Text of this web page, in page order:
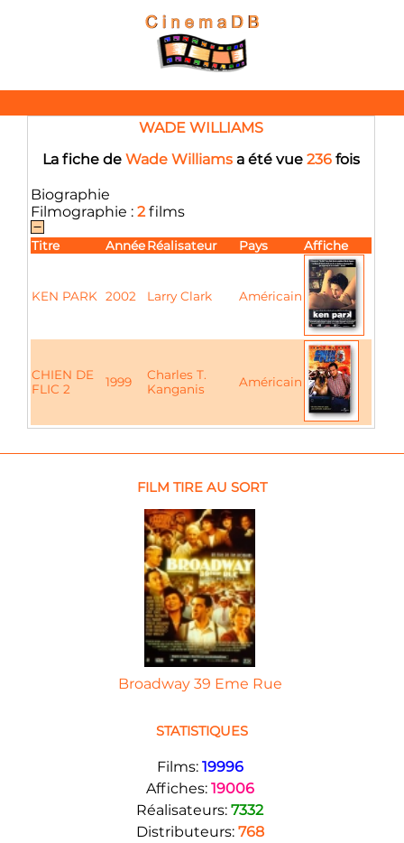
WADE WILLIAMS
La fiche de Wade Williams a été vue 236 fois
Biographie
Filmographie : 2films
Titre AnnéeRéalisateur Pays Affiche
KEN PARK 2002 Larry Clark Américain
CHIEN DE
FLIC 2
1999
Charles T.
Kanganis
Américain
FILM TIRE AU SORT
Broadway 39 Eme Rue
STATISTIQUES
Films: 19996
Affiches: 19006
Réalisateurs: 7332
Distributeurs: 768